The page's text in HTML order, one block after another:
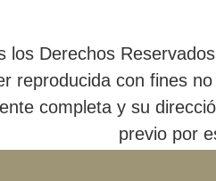
los Derechos
reproducida con fines
completa y su
previo por